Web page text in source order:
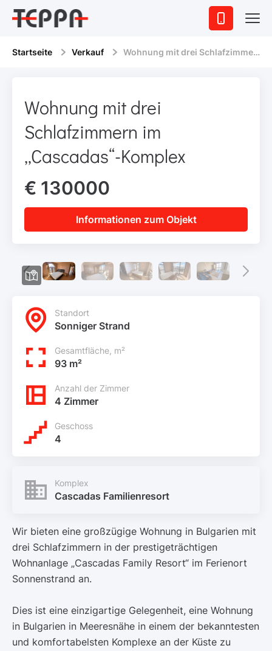
Startseite Verkauf Wohnung mit drei Schlafzimmern im „Cascadas“-Komplex
Wohnung mit drei
Schlafzimmern im
„Cascadas“-Komplex
€ 130000
Informationen zum Objekt
Standort
Sonniger Strand
Gesamtfläche, m²
93 m²
Anzahl der Zimmer
4 Zimmer
Geschoss
4
Komplex
Cascadas Familienresort
Wir bieten eine großzügige Wohnung in Bulgarien mit
drei Schlafzimmern in der prestigeträchtigen
Wohnanlage „Cascadas Family Resort“ im Ferienort
Sonnenstrand an.
Dies ist eine einzigartige Gelegenheit, eine Wohnung
in Bulgarien in Meeresnähe in einem der bekanntesten
und komfortabelsten Komplexe an der Küste zu